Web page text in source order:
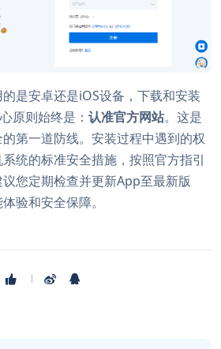
是安卓还是iOS设备，下载和安装
原则始终是： 认准官方网站。这是
第一道防线。安装过程中遇到的权
统的标准安全措施，按照官方指引
您定期检查并更新App至最新版
验和安全保障。